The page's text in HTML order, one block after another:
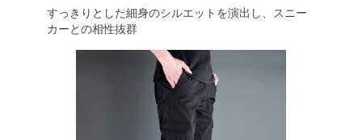
すっきりとした細身のシルエットを演出し、スニー
カーとの相性抜群